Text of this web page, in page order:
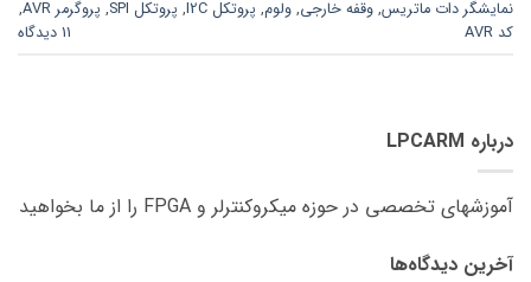
نمایشگر دات ماتریس, وقفه خارجی, ولوم, پروتکل I2C , پروتکل SPI , پروگرمر AVR
,
کد AVR
11 دیدگاه
درباره LPCARM
آموزشهای تخصصی در حوزه میکروکنترلر و FPGA را از ما بخواهید
آخرین دیدگاه‌ها